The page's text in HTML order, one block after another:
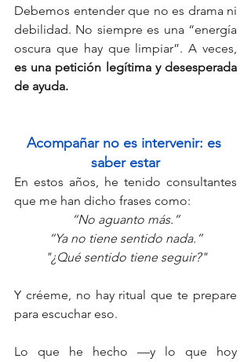
Debemos entender que no es drama ni
debilidad. No siempre es una “energía
es una petición legítima y desesperada
de ayuda.
Acompañar no es intervenir: es
saber estar
En estos años, he tenido consultantes
que me han dicho frases como:
“No aguanto más.”
“Ya no tiene sentido nada.”
"¿Qué sentido tiene seguir?"
Y créeme, no hay ritual que te prepare
para escuchar eso.
Lo que he hecho —y lo que hoy